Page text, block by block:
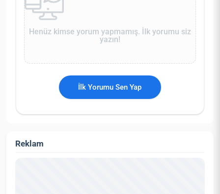
Henüz kimse yorum yapmamış. İlk yorumu siz
yazın!
İlk Yorumu Sen Yap
Reklam